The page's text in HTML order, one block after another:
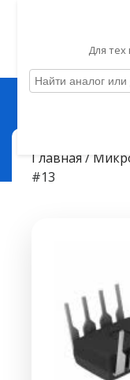
Перейти
содержимому
Для
ЧипКин> >
Главная/
#13